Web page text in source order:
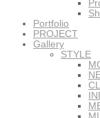
Portfolio
PROJECT
Gallery
STYLE